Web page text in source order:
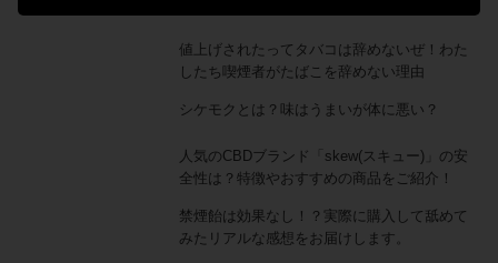
値上げされたってタバコは辞めないぜ！わた
したち喫煙者がたばこを辞めない理由
シケモクとは？味はうまいが体に悪い？
人気のCBDブランド「skew(スキュー)」の安
全性は？特徴やおすすめの商品をご紹介！
禁煙飴は効果なし！？実際に購入して舐めて
みたリアルな感想をお届けします。